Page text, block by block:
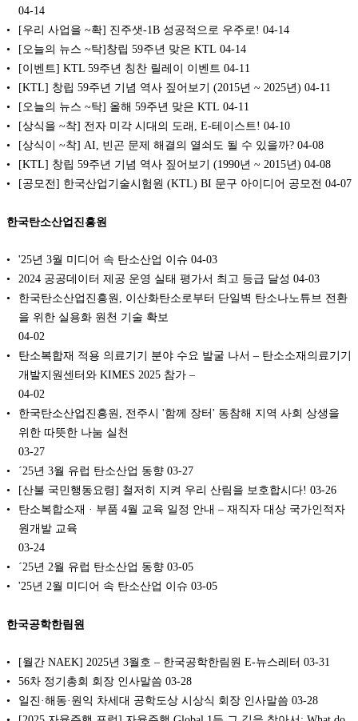
04-14
[우리 사업을 ~확] 진주샛-1B 성공적으로 우주로! 04-14
[오늘의 뉴스 ~탁]창립 59주년 맞은 KTL 04-14
[이벤트] KTL 59주년 칭찬 릴레이 이벤트 04-11
[KTL] 창립 59주년 기념 역사 짚어보기 (2015년 ~ 2025년) 04-11
[오늘의 뉴스 ~탁] 올해 59주년 맞은 KTL 04-11
[상식을 ~착] 전자 미각 시대의 도래, E-테이스트! 04-10
[상식이 ~착] AI, 빈곤 문제 해결의 열쇠도 될 수 있을까? 04-08
[KTL] 창립 59주년 기념 역사 짚어보기 (1990년 ~ 2015년) 04-08
[공모전] 한국산업기술시험원 (KTL) BI 문구 아이디어 공모전 04-07
한국탄소산업진흥원
'25년 3월 미디어 속 탄소산업 이슈 04-03
2024 공공데이터 제공 운영 실태 평가서 최고 등급 달성 04-03
한국탄소산업진흥원, 이산화탄소로부터 단일벽 탄소나노튜브 전환
을 위한 실용화 원천 기술 확보
04-02
탄소복합재 적용 의료기기 분야 수요 발굴 나서 – 탄소소재의료기기
개발지원센터와 KIMES 2025 참가 –
04-02
한국탄소산업진흥원, 전주시 '함께 장터' 동참해 지역 사회 상생을
위한 따뜻한 나눔 실천
03-27
´25년 3월 유럽 탄소산업 동향 03-27
[산불 국민행동요령] 철저히 지켜 우리 산림을 보호합시다! 03-26
탄소복합소재 · 부품 4월 교육 일정 안내 – 재직자 대상 국가인적자
원개발 교육
03-24
´25년 2월 유럽 탄소산업 동향 03-05
'25년 2월 미디어 속 탄소산업 이슈 03-05
한국공학한림원
[월간 NAEK] 2025년 3월호 – 한국공학한림원 E-뉴스레터 03-31
56차 정기총회 회장 인사말씀 03-28
일진·해동·원익 차세대 공학도상 시상식 회장 인사말씀 03-28